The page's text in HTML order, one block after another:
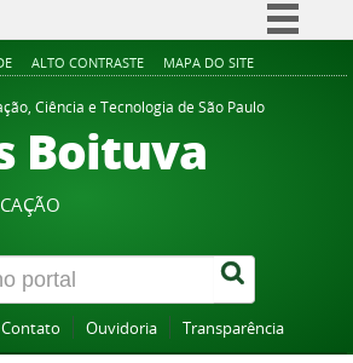
Simplifique!
Comunica BR
Acesso à informação
Canais
ALTO CONTRASTE MAPA DO SITE
Ciência e Tecnologia de São Paulo
Boituva
Contato Ouvidoria Transparência